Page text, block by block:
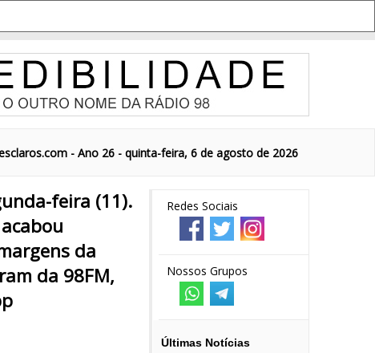
- Ano 26 - quinta-feira, 6 de agosto de 2026
Redes Sociais
Nossos Grupos
Últimas Notícias
feira (11).
da
da 98FM,